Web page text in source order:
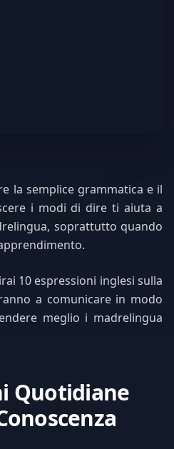
la semplice grammatica e il
i modi di dire ti aiuta a
soprattutto quando
10 espressioni inglesi sulla
a comunicare in modo
meglio i madrelingua
Quotidiane